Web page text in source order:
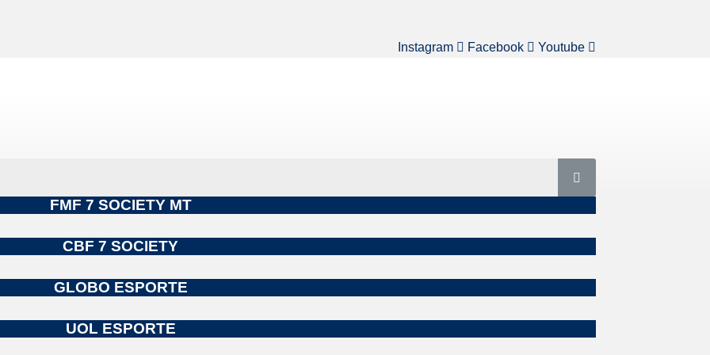
Instagram Facebook Youtube
FMF 7 SOCIETY MT
CBF 7 SOCIETY
GLOBO ESPORTE
UOL ESPORTE